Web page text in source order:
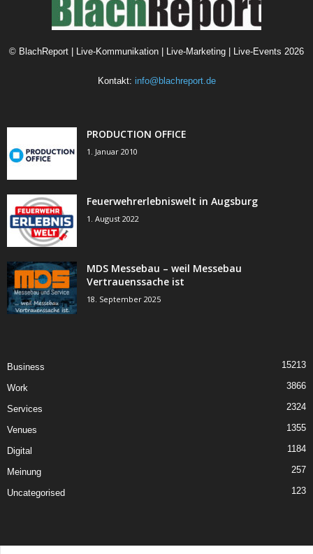
© BlachReport | Live-Kommunikation | Live-Marketing | Live-Events 2026
Kontakt: info@blachreport.de
PRODUCTION OFFICE
1. Januar 2010
Feuerwehrerlebniswelt in Augsburg
1. August 2022
MDS Messebau – weil Messebau
Vertrauenssache ist
18. September 2025
Business 15213
Work 3866
Services 2324
Venues 1355
Digital 1184
Meinung 257
Uncategorised 123